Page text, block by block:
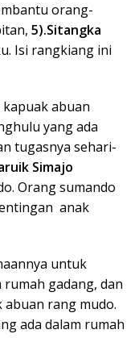
orang-
5).Sitangka
Isi rangkiang ini
abuan
yang ada
tugasnya sehari-
Simajo
Orang sumando
anak
untuk
gadang, dan
abuan rang mudo.
ada dalam rumah